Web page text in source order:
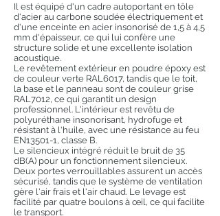
Il est équipé d'un cadre autoportant en tôle
d'acier au carbone soudée électriquement et
d'une enceinte en acier insonorisé de 1,5 à 4,5
mm d'épaisseur, ce qui lui confère une
structure solide et une excellente isolation
acoustique.
Le revêtement extérieur en poudre époxy est
de couleur verte RAL6017, tandis que le toit,
la base et le panneau sont de couleur grise
RAL7012, ce qui garantit un design
professionnel. L'intérieur est revêtu de
polyuréthane insonorisant, hydrofuge et
résistant à l'huile, avec une résistance au feu
EN13501-1, classe B.
Le silencieux intégré réduit le bruit de 35
dB(A) pour un fonctionnement silencieux.
Deux portes verrouillables assurent un accès
sécurisé, tandis que le système de ventilation
gère l'air frais et l'air chaud. Le levage est
facilité par quatre boulons à œil, ce qui facilite
le transport.